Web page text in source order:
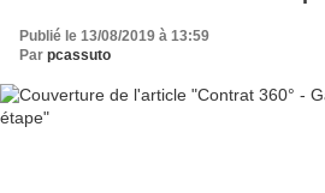
Publié le 13/08/2019 à 13:59
Par pcassuto